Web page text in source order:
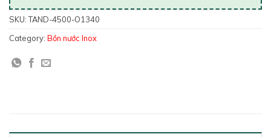
SKU:TAND-4500-O1340
Category: Bồn nước Inox